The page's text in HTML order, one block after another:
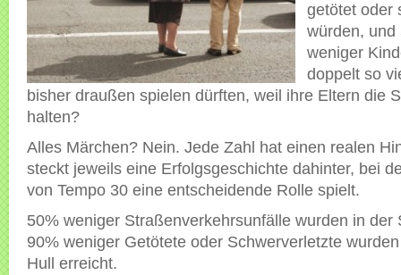
getötet oder
würden, und
weniger
doppelt so
bisher draußen spielen dürften, weil ihre Eltern die
halten?
Alles Märchen? Nein. Jede Zahl hat einen realen
steckt jeweils eine Erfolgsgeschichte dahinter, bei
von Tempo 30 eine entscheidende Rolle spielt.
50% weniger Straßenverkehrsunfälle wurden in der
90% weniger Getötete oder Schwerverletzte
Hull erreicht.